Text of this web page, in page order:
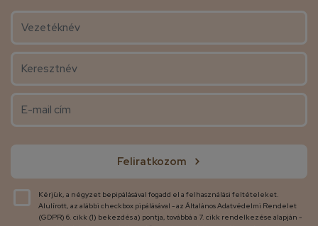
Feliratkozom
Kérjük, a négyzet bepipálásával fogadd el a felhasználási feltételeket.
Alulírott, az alábbi checkbox pipálásával - az Általános Adatvédelmi Rendelet
(GDPR) 6. cikk (1) bekezdés a) pontja, továbbá a 7. cikk rendelkezése alapján -